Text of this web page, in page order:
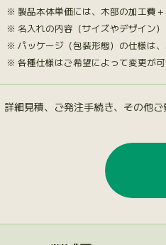
製品本体単価には、木部の加工費
名入れの内容（サイズやデザイン
パッケージ（包装形態）の仕様は
各種仕様はご希望によって変更が
詳細見積、ご発注手続き、その他